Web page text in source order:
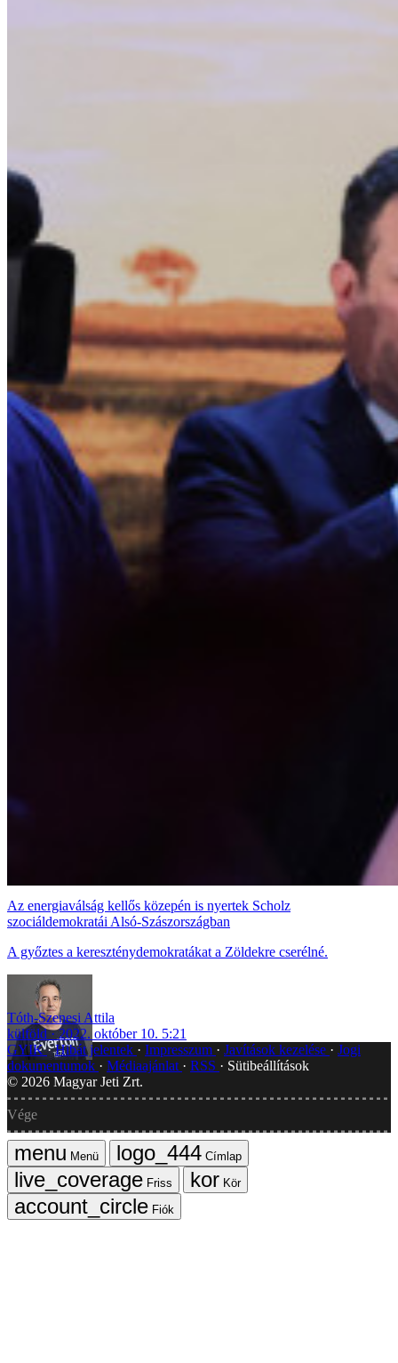
Az energiaválság kellős közepén is nyertek Scholz
szociáldemokratái Alsó-Szászországban
A győztes a kereszténydemokratákat a Zöldekre cserélné.
Tóth-Szenesi Attila
külföld
2022. október 10. 5:21
GYIK Hibát jelentek Impresszum Javítások kezelése
Jogi
dokumentumok
Médiaajánlat RSS
Sütibeállítások
© 2026 Magyar Jeti Zrt.
Vége
Menü
Címlap
Friss
Kör
Fiók